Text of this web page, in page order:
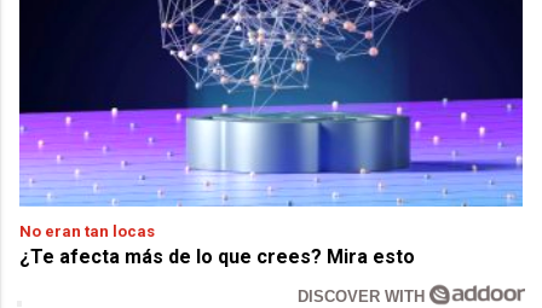
No eran tan locas
¿Te afecta más de lo que crees? Mira esto
DISCOVER WITH